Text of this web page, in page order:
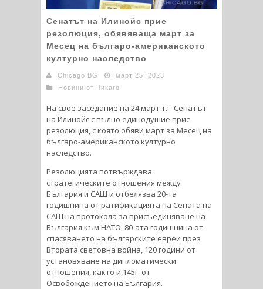
Сенатът на Илинойс прие
резолюция, обявяваща март за
Месец на българо-американското
културно наследство
Chicago BG
март 25, 2023
Новини от Чикаго
На свое заседание на 24 март т.г. Сенатът
на Илинойс с пълно единодушие прие
резолюция, с която обяви март за Месец на
българо-американското културно
наследство.
Резолюцията потвърждава
стратегическите отношения между
България и САЩ и отбелязва 20-та
годишнина от ратификацията на Сената на
САЩ на протокола за присъединяване на
България към НАТО, 80-ата годишнина от
спасяването на българските евреи през
Втората световна война, 120 години от
установяване на дипломатически
отношения, както и 145г. от
Освобождението на България.